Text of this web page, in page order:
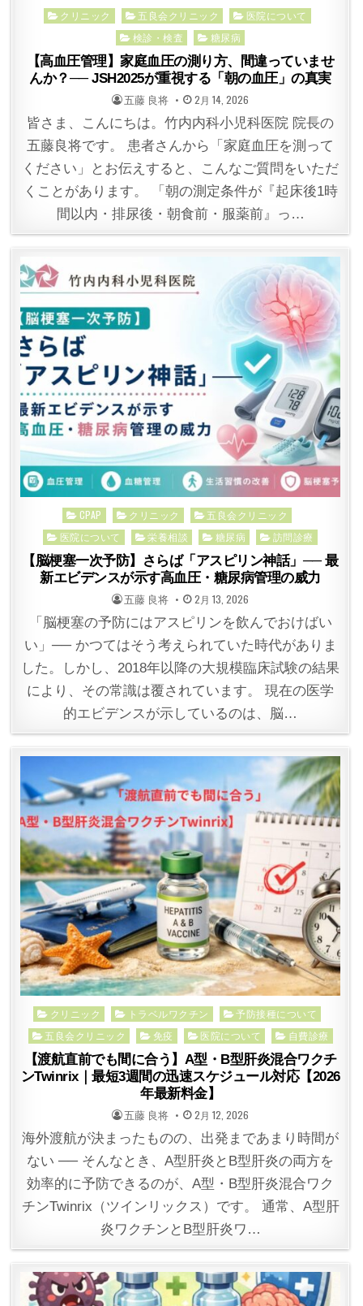
Posted
クリニック 五良会クリニック
医院について
検診・検査
糖尿病
【高血圧管理】家庭血圧の測り方、間違っていませ
んか？── JSH2025が重視する「朝の血圧」の真実
POSTED
BY
五藤 良将 POSTED
ON
2月 14, 2026
皆さま、こんにちは。竹内内科小児科医院 院長の
五藤良将です。 患者さんから「家庭血圧を測って
ください」とお伝えすると、こんなご質問をいただ
くことがあります。 「朝の測定条件が『起床後1時
間以内・排尿後・朝食前・服薬前』っ…
Posted
in
CPAP クリニック
五良会クリニック
医院について
栄養相談 糖尿病 訪問診療
【脳梗塞一次予防】さらば「アスピリン神話」── 最
新エビデンスが示す高血圧・糖尿病管理の威力
POSTED
BY
五藤 良将 POSTED
ON
2月 13, 2026
「脳梗塞の予防にはアスピリンを飲んでおけばい
い」── かつてはそう考えられていた時代がありま
した。しかし、2018年以降の大規模臨床試験の結果
により、その常識は覆されています。 現在の医学
的エビデンスが示しているのは、脳…
Posted
in
クリニック トラベルワクチン
予防接種について
五良会クリニック
免疫 医院について 自費診療
【渡航直前でも間に合う】A型・B型肝炎混合ワクチ
ンTwinrix｜最短3週間の迅速スケジュール対応【2026
年最新料金】
POSTED
BY
五藤 良将 POSTED
ON
2月 12, 2026
海外渡航が決まったものの、出発まであまり時間が
ない ── そんなとき、A型肝炎とB型肝炎の両方を
効率的に予防できるのが、A型・B型肝炎混合ワク
チンTwinrix（ツインリックス）です。 通常、A型肝
炎ワクチンとB型肝炎ワ…